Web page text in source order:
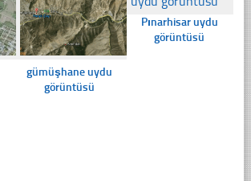
gümüşhane uydu
görüntüsü
Pınarhisar uydu
görüntüsü